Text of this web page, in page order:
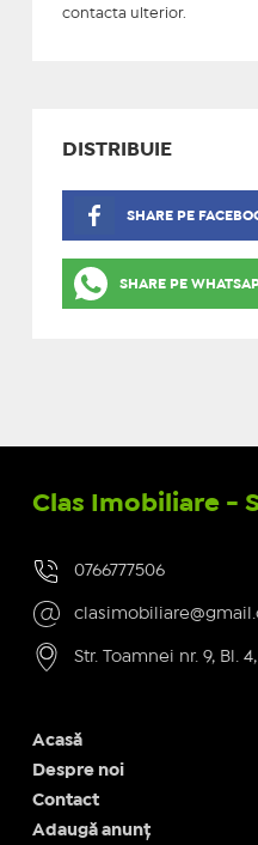
contacta ulterior.
DISTRIBUIE
SHARE PE
SHARE PE
Clas Imobiliare -
0766777506
Str. Toamnei nr. 9, Bl.
Acasă
Despre noi
Contact
Adaugă anunț